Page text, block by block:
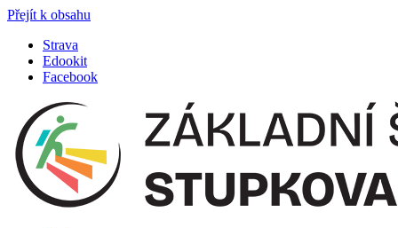
Přejít k obsahu
Strava
Edookit
Facebook